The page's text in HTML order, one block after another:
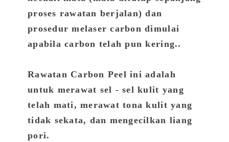
proses rawatan berjalan) dan
prosedur melaser carbon dimulai
apabila carbon telah pun kering..
Rawatan Carbon Peel ini adalah
untuk merawat sel - sel kulit yang
telah mati, merawat tona kulit yang
tidak sekata, dan mengecilkan liang
pori.